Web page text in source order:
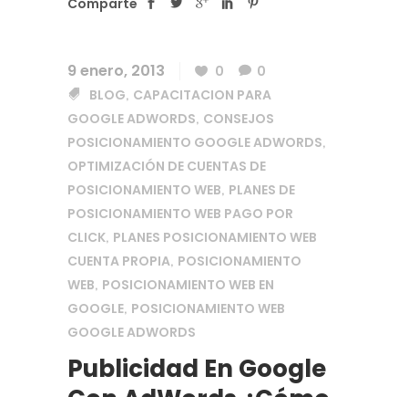
Comparte
9 enero, 2013 0
0
BLOG, CAPACITACION PARA
GOOGLE ADWORDS, CONSEJOS
POSICIONAMIENTO GOOGLE ADWORDS,
OPTIMIZACIÓN DE CUENTAS DE
POSICIONAMIENTO WEB, PLANES DE
POSICIONAMIENTO WEB PAGO POR
CLICK, PLANES POSICIONAMIENTO WEB
CUENTA PROPIA, POSICIONAMIENTO
WEB, POSICIONAMIENTO WEB EN
GOOGLE, POSICIONAMIENTO WEB
GOOGLE ADWORDS
Publicidad En Google